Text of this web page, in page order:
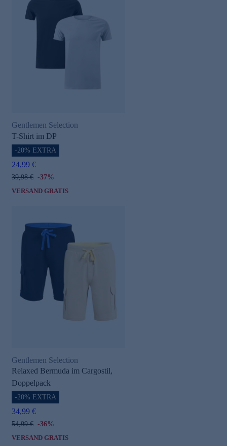
Gentlemen Selection
T-Shirt im DP
-20% EXTRA
24,99 €
39,98 € -37%
VERSAND GRATIS
Gentlemen Selection
Relaxed Bermuda im Cargostil,
Doppelpack
-20% EXTRA
34,99 €
54,99 € -36%
VERSAND GRATIS